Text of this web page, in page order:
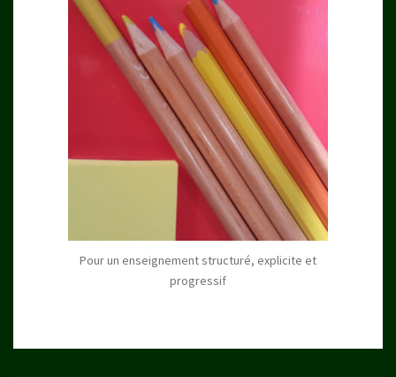
Pour un enseignement structuré, explicite et
progressif